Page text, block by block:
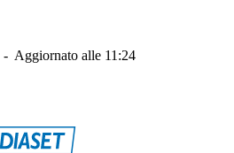
- Aggiornato alle 11:24